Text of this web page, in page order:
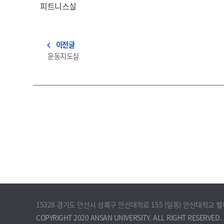
피트니스실
navigate_before 이전글
운동지도실
15328 경기도 안산시 상록구 안산대학로 155 (일동) 안산대학교 웰
COPYRIGHT 2020 ANSAN UNIVERSITY. ALL RIGHT RESERVED.